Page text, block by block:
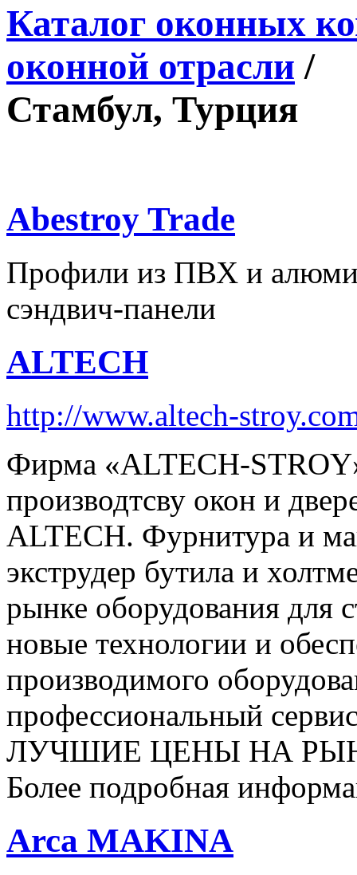
Каталог оконных
оконной отрасли /
Стамбул, Турция
Abestroy Trade
Профили из ПВХ и
сэндвич-панели
ALTECH
http://www.altech-
Фирма «ALTECH-
производтсву окон и
ALTECH. Фурнитура и
экструдер бутила и
рынке оборудования для
новые технологии и
производимого
профессиональный
ЛУЧШИЕ ЦЕНЫ НА
Более подробная
Arca MAKINA